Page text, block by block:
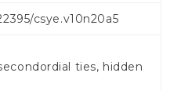
csye.v10n20a5
ties, hidden